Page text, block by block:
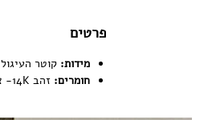
פרטים
מידות: קוטר העיגול 4.65 ממ
חומרים: זהב 14K- צהוב/ לבן/ אדום